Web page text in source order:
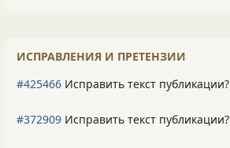
ИСПРАВЛЕНИЯ И ПРЕТЕНЗИИ
#425466 Исправить текст публикации?
#372909 Исправить текст публикации?